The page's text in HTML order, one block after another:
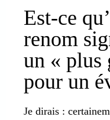
Est-ce
renom
un « plus
pour un
Je dirais :